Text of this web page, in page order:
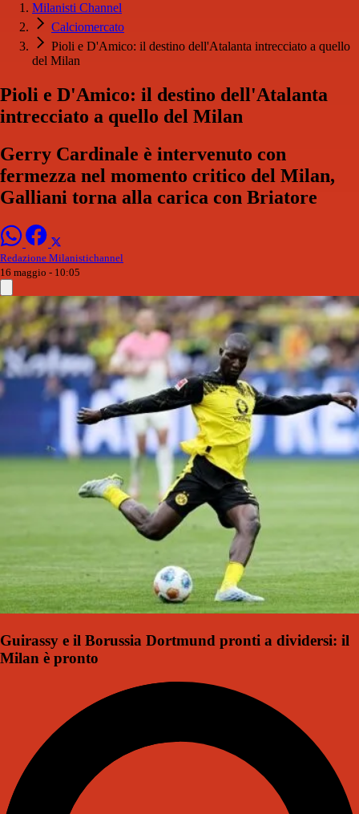
Milanisti Channel
Calciomercato
Pioli e D'Amico: il destino dell'Atalanta intrecciato a quello
del Milan
Pioli e D'Amico: il destino dell'Atalanta
intrecciato a quello del Milan
Gerry Cardinale è intervenuto con
fermezza nel momento critico del Milan,
Galliani torna alla carica con Briatore
Redazione Milanistichannel
16 maggio - 10:05
Guirassy e il Borussia Dortmund pronti a dividersi: il
Milan è pronto